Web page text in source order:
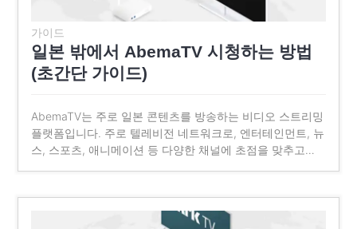
가이드
일본 밖에서 AbemaTV 시청하는 방법
(초간단 가이드)
AbemaTV는 주로 일본 콘텐츠를 방송하는 비디오 스트리밍
플랫폼입니다. 주로 텔레비전 네트워크로, 엔터테인먼트, 뉴
스, 스포츠, 애니메이션 등 다양한 채널에 초점을 맞추고…